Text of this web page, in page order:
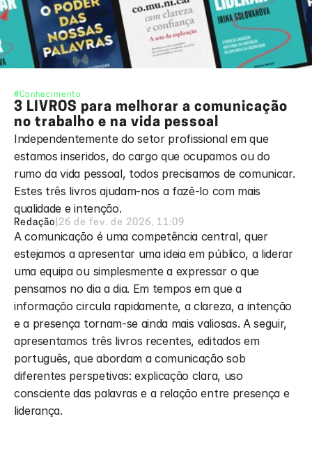
#Conhecimento
3 LIVROS para melhorar a comunicação
no trabalho e na vida pessoal
Independentemente do setor profissional em que
estamos inseridos, do cargo que ocupamos ou do
rumo da vida pessoal, todos precisamos de comunicar.
Estes três livros ajudam-nos a fazê-lo com mais
qualidade e intenção.
Redação 26 de fev. de 2026, 11:09
A comunicação é uma competência central, quer
estejamos a apresentar uma ideia em público, a liderar
uma equipa ou simplesmente a expressar o que
pensamos no dia a dia. Em tempos em que a
informação circula rapidamente, a clareza, a intenção
e a presença tornam-se ainda mais valiosas. A seguir,
apresentamos três livros recentes, editados em
português, que abordam a comunicação sob
diferentes perspetivas: explicação clara, uso
consciente das palavras e a relação entre presença e
liderança.